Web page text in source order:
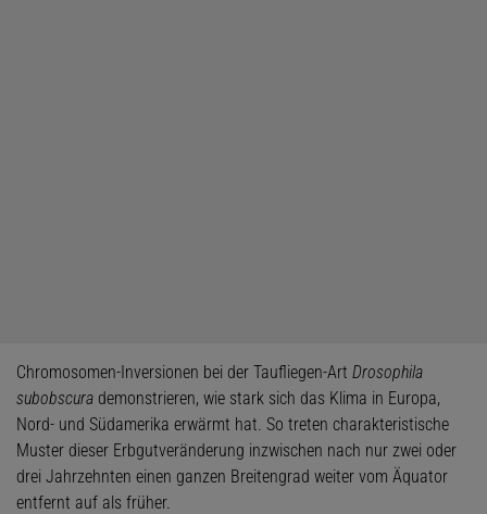
Chromosomen-Inversionen bei der Taufliegen-Art Drosophila
subobscura demonstrieren, wie stark sich das Klima in Europa,
Nord- und Südamerika erwärmt hat. So treten charakteristische
Muster dieser Erbgutveränderung inzwischen nach nur zwei oder
drei Jahrzehnten einen ganzen Breitengrad weiter vom Äquator
entfernt auf als früher.